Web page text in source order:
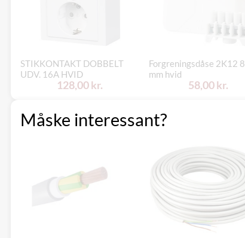
STIKKONTAKT DOBBELT
UDV. 16A HVID
128,00 kr.
Forgreningsdåse 2K12
mm hvid
58,00 kr.
Måske interessant?